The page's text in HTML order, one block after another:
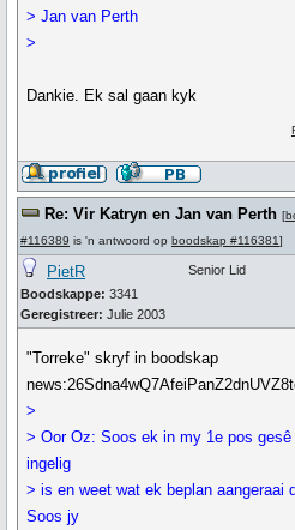
> Jan van Perth
>
Dankie. Ek sal gaan kyk
Re: Vir Katryn en Jan van Perth [
#116389 is 'n antwoord op boodskap #116381]
PietR
Boodskappe: 3341
Geregistreer: Julie 2003
Senior Lid
"Torreke" skryf in boodskap
>
> Oor Oz: Soos ek in my 1e pos
ingelig
> is en weet wat ek beplan aangeraai
Soos jy